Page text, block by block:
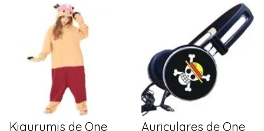
Kigurumis de One
Auriculares de One